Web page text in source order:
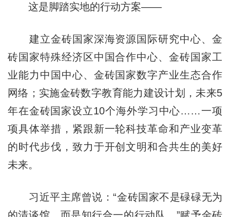
这是脚踏实地的行动方案——
建立金砖国家深海资源国际研究中心、金
砖国家特殊经济区中国合作中心、金砖国家工
业能力中国中心、金砖国家数字产业生态合作
网络；实施金砖数字教育能力建设计划，未来5
年在金砖国家设立10个海外学习中心……一项
项具体举措，紧跟新一轮科技革命和产业变革
的时代步伐，致力于开创文明和合共生的美好
未来。
习近平主席曾说：“金砖国家不是碌碌无为
的清谈馆，而是知行合一的行动队。”赋予金砖